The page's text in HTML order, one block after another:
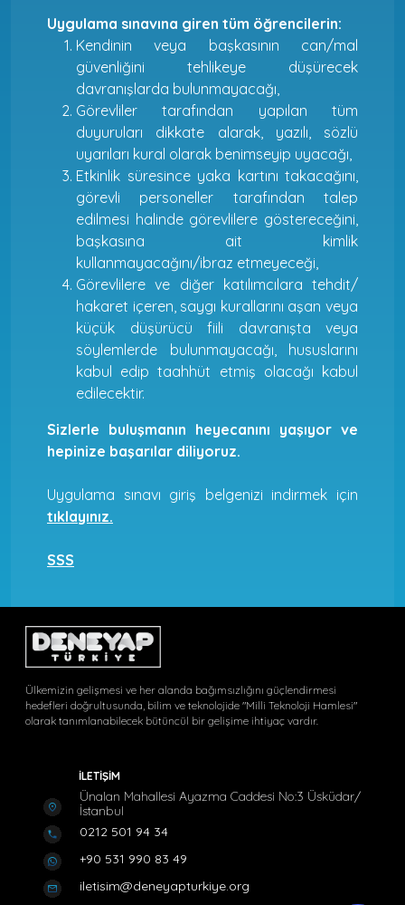
Uygulama sınavına giren tüm öğrencilerin:
Kendinin veya başkasının can/mal
güvenliğini tehlikeye düşürecek
davranışlarda bulunmayacağı,
Görevliler tarafından yapılan tüm
duyuruları dikkate alarak, yazılı, sözlü
uyarıları kural olarak benimseyip uyacağı,
Etkinlik süresince yaka kartını takacağını,
görevli personeller tarafından talep
edilmesi halinde görevlilere göstereceğini,
başkasına ait kimlik
kullanmayacağını/ibraz etmeyeceği,
Görevlilere ve diğer katılımcılara tehdit/
hakaret içeren, saygı kurallarını aşan veya
küçük düşürücü fiili davranışta veya
söylemlerde bulunmayacağı, hususlarını
kabul edip taahhüt etmiş olacağı kabul
edilecektir.
Sizlerle buluşmanın heyecanını yaşıyor ve
hepinize başarılar diliyoruz.
Uygulama sınavı giriş belgenizi indirmek için
tıklayınız.
SSS
Ülkemizin gelişmesi ve her alanda bağımsızlığını güçlendirmesi
hedefleri doğrultusunda, bilim ve teknolojide "Milli Teknoloji Hamlesi"
olarak tanımlanabilecek bütüncül bir gelişime ihtiyaç vardır.
İLETİŞİM
Ünalan Mahallesi Ayazma Caddesi No:3 Üsküdar/
İstanbul
0212 501 94 34
+90 531 990 83 49
iletisim@deneyapturkiye.org